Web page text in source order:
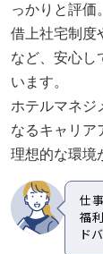
っかりと評価。
借上社宅制度
など、安心し
います。
ホテルマネジ
なるキャリア
理想的な環境
仕
福
ド